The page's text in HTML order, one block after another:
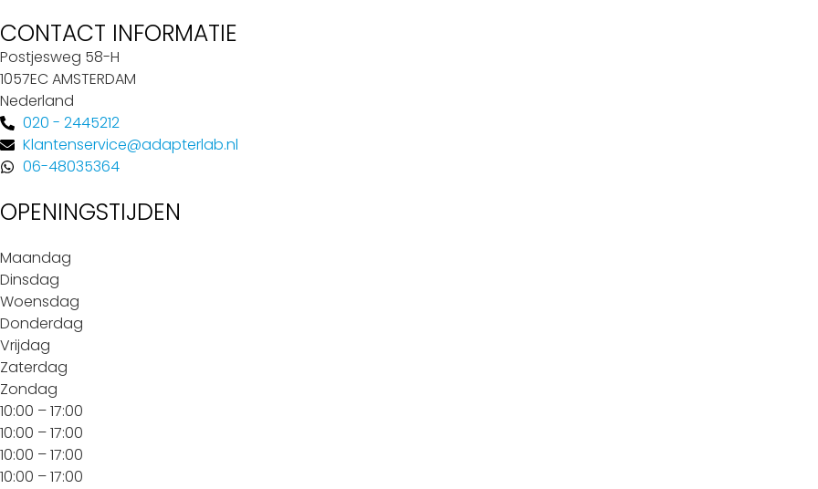
CONTACT INFORMATIE
Postjesweg 58-H
1057EC AMSTERDAM
Nederland
020 - 2445212
Klantenservice@adapterlab.nl
06-48035364
OPENINGSTIJDEN
Maandag
Dinsdag
Woensdag
Donderdag
Vrijdag
Zaterdag
Zondag
10:00 – 17:00
10:00 – 17:00
10:00 – 17:00
10:00 – 17:00